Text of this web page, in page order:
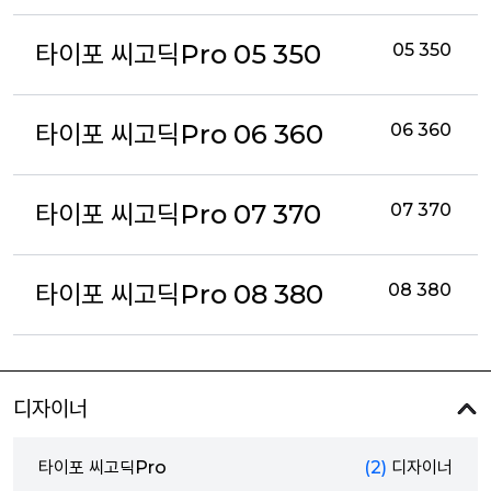
타이포 씨고딕Pro 05 350 05 350
타이포 씨고딕Pro 06 360 06 360
타이포 씨고딕Pro 07 370 07 370
타이포 씨고딕Pro 08 380 08 380
디자이너
타이포 씨고딕Pro (2) 디자이너